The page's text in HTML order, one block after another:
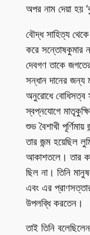
অপর নাম দেয়া হয়
বৌদ্ধ সাহিত্য
করে সন্তোষকুমার
দেবগণ তাকে
সন্ধান দানের জন্য
অনুরোধে বোধিসত্ব
স্বপ্নযোগে
শুভ বৈশাখী
তার জন্ম হয়েছিল
আকাশতলে। তার
ছিল না। তিনি
এবং এর
উপলব্ধি করতেন।
তাই তিনি